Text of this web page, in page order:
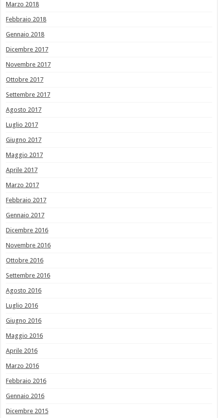
Marzo 2018
Febbraio 2018
Gennaio 2018
Dicembre 2017
Novembre 2017
Ottobre 2017
Settembre 2017
Agosto 2017
Luglio 2017
Giugno 2017
Maggio 2017
Aprile 2017
Marzo 2017
Febbraio 2017
Gennaio 2017
Dicembre 2016
Novembre 2016
Ottobre 2016
Settembre 2016
Agosto 2016
Luglio 2016
Giugno 2016
Maggio 2016
Aprile 2016
Marzo 2016
Febbraio 2016
Gennaio 2016
Dicembre 2015